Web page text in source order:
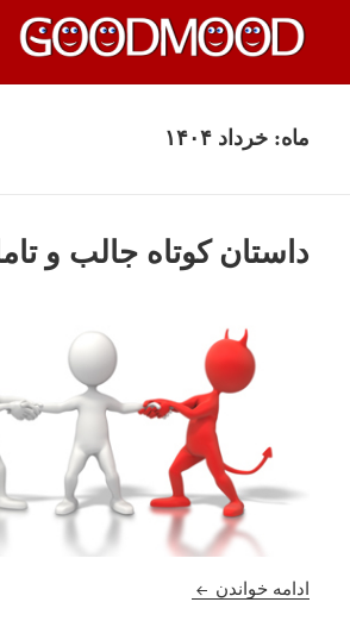
چیزای خووب مووب
ماه:خرداد ۱۴۰۴
داستان کوتاه جالب و
ادامه خواندن داستان کوتاه جالب و تامل